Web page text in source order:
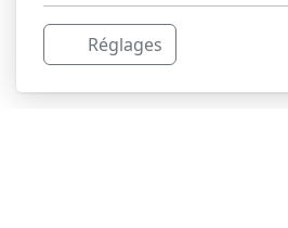
Réglages